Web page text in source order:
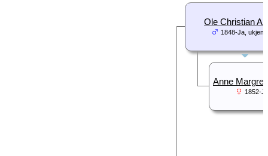
Ole Christian
1848-Ja, ukjent
Anne
1852-